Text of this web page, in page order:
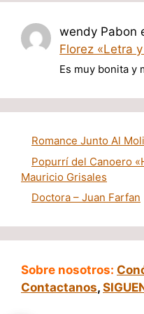
wendy Pabon
Florez «Letra
Es muy bonita y
Romance Junto Al
Popurrí del Canoero
Mauricio Grisales
Doctora – Juan Farfan
Sobre nosotros:
Contactanos,